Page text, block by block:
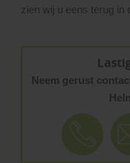
zien wij u eens terug in
Neem gerust